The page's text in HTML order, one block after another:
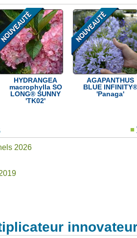
HYDRANGEA
macrophylla SO
LONG® SUNNY
'TK02'
AGAPANTHUS
BLUE INFINITY®
'Panaga'
■
2026